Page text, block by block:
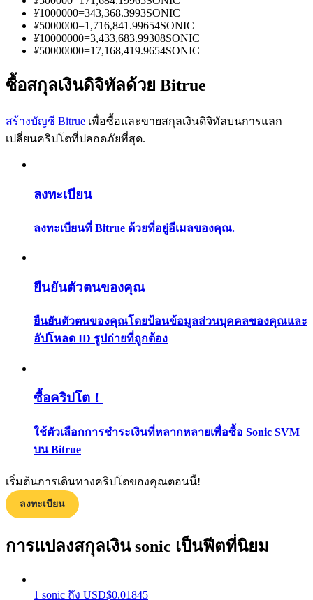
แนะนำ
เรียนรู้วิธีการรักษาผลกำไร
¥1000000=343,368.3993SONIC
¥5000000=1,716,841.99654SONIC
¥10000000=3,433,683.99308SONIC
¥50000000=17,168,419.9654SONIC
ซื้อสกุลเงินดิจิทัลด้วย Bitrue
สร้างบัญชี Bitrue เพื่อซื้อและขายสกุลเงินดิจิทัลบนการแลก
เปลี่ยนคริปโตที่ปลอดภัยที่สุด.
ลงทะเบียน
ลงทะเบียนที่ Bitrue ด้วยที่อยู่อีเมลของคุณ.
ยืนยันตัวตนของคุณ
ยืนยันตัวตนของคุณโดยป้อนข้อมูลส่วนบุคคลของคุณและ
อัปโหลด ID รูปถ่ายที่ถูกต้อง
ซื้อคริปโต！
ใช้ตัวเลือกการชำระเงินที่หลากหลายเพื่อซื้อ Sonic SVM
บน Bitrue
เริ่มต้นการเดินทางคริปโตของคุณตอนนี้!
ลงทะเบียน
การแปลงสกุลเงิน sonic เป็นฟีตที่นิยม
1 sonic ถึง USD$0.01845